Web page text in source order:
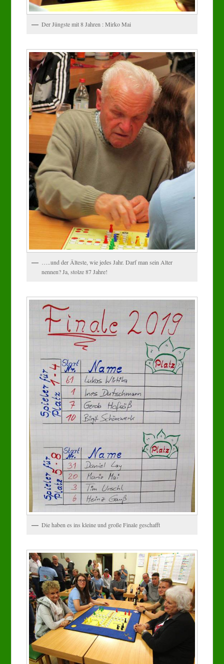
Der Jüngste mit 8 Jahren : Mirko Mai
…..und der Älteste, wie jedes Jahr. Darf man sein Alter
nennen? Ja, stolze 87 Jahre!
Die haben es ins kleine und große Finale geschafft